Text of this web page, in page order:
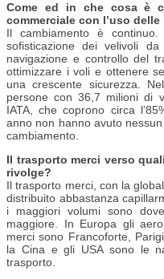
Come ed in che cosa è
commerciale con l’uso
Il cambiamento è continuo.
sofisticazione dei velivoli
navigazione e controllo del
ottimizzare i voli e ottenere
una crescente sicurezza.
persone con 36,7 milioni di
IATA, che coprono circa
anno non hanno avuto
cambiamento.
Il trasporto merci verso
rivolge?
Il trasporto merci, con la
distribuito abbastanza
i maggiori volumi sono
maggiore. In Europa gli
merci sono Francoforte,
la Cina e gli USA sono le
trasporto.